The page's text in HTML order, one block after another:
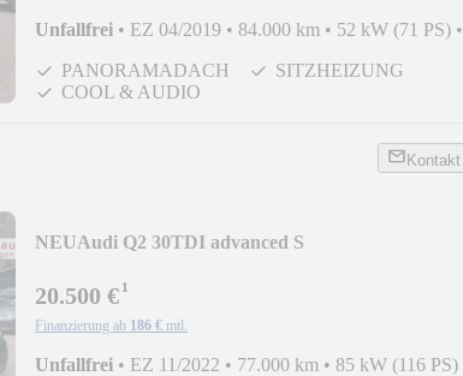
Unfallfrei • EZ 04/2019 • 84.000 km • 52 kW (71 PS) •
PANORAMADACH
SITZHEIZUNG
COOL & AUDIO
Kontakt
NEUAudi Q2 30TDI advanced S
20.500 €¹
Finanzierung ab 186 € mtl.
Unfallfrei • EZ 11/2022 • 77.000 km • 85 kW (116 PS)